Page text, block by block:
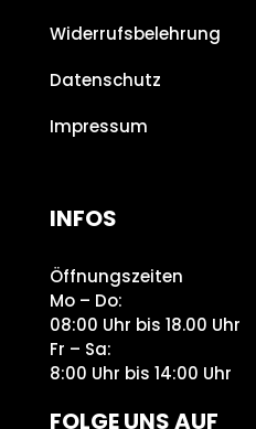
Widerrufsbelehrung
Datenschutz
Impressum
INFOS
Öffnungszeiten
Mo – Do:
08:00 Uhr bis 18.00 Uhr
Fr – Sa:
8:00 Uhr bis 14:00 Uhr
FOLGE UNS AUF